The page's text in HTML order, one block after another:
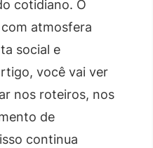
cotidiano. O
atmosfera
social e
você vai ver
nos roteiros, nos
de
continua